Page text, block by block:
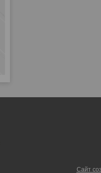
Сайт